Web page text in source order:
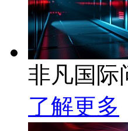
非凡国际
了解更多